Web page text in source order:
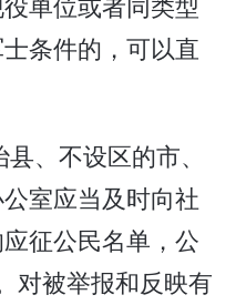
条件的，可以直
、不设区的市、
室应当及时向社
征公民名单，公
对被举报和反映有